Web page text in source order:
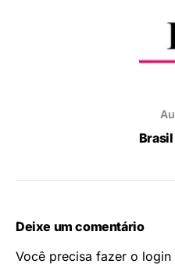
Deixe um comentário
Você precisa fazer o login